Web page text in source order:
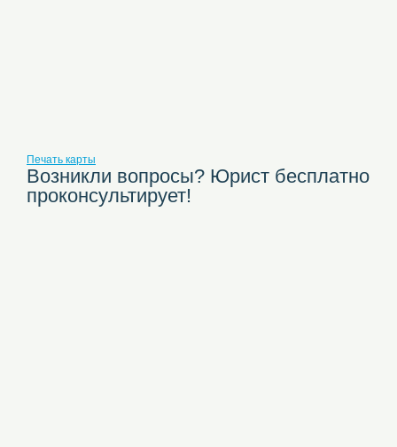
Печать карты
Возникли вопросы? Юрист бесплатно
проконсультирует!